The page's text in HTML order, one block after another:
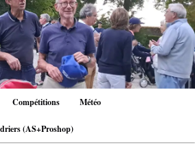
Compétitions Météo
(AS+Proshop)